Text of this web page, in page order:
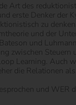
Art des
erste Denker der
zu denken.
und der
und
zwischen Steuern
Learning. Auch
die Relationen
und WER